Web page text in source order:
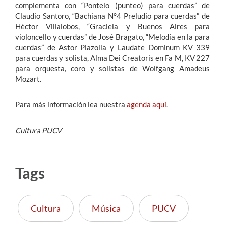
complementa con “Ponteio (punteo) para cuerdas” de
Claudio Santoro, “Bachiana N°4 Preludio para cuerdas” de
Héctor Villalobos, “Graciela y Buenos Aires para
violoncello y cuerdas” de José Bragato, “Melodía en la para
cuerdas” de Astor Piazolla y Laudate Dominum KV 339
para cuerdas y solista, Alma Dei Creatoris en Fa M, KV 227
para orquesta, coro y solistas de Wolfgang Amadeus
Mozart.
Para más información lea nuestra agenda aquí.
Cultura PUCV
Tags
Cultura Música PUCV